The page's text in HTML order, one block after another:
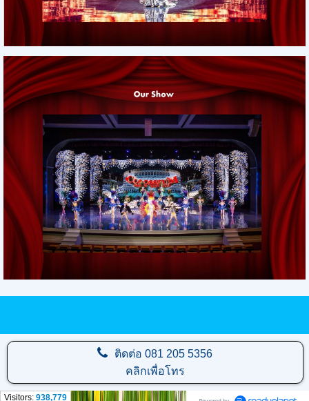
ติดต่อ081 205 5356
คลิกเพื่อโทร
Visitors: 938,779